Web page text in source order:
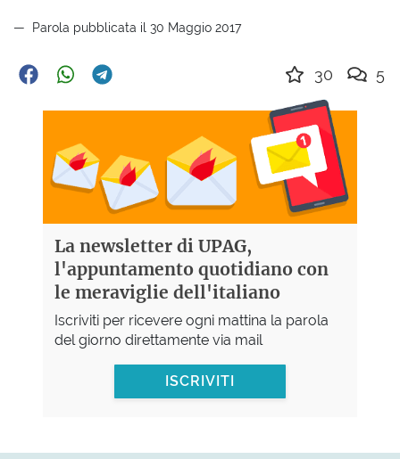
Parola pubblicata il 30 Maggio 2017
30 5
La newsletter di UPAG,
l'appuntamento quotidiano con
le meraviglie dell'italiano
Iscriviti per ricevere ogni mattina la parola
del giorno direttamente via mail
ISCRIVITI